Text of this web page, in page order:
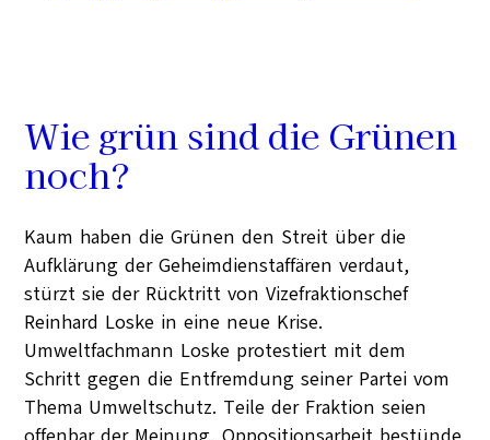
Wie grün sind die Grünen
noch?
Kaum haben die Grünen den Streit über die
Aufklärung der Geheimdienstaffären verdaut,
stürzt sie der Rücktritt von Vizefraktionschef
Reinhard Loske in eine neue Krise.
Umweltfachmann Loske protestiert mit dem
Schritt gegen die Entfremdung seiner Partei vom
Thema Umweltschutz. Teile der Fraktion seien